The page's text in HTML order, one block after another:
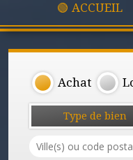
🟢 ACCUEIL
Achat
Type de bien